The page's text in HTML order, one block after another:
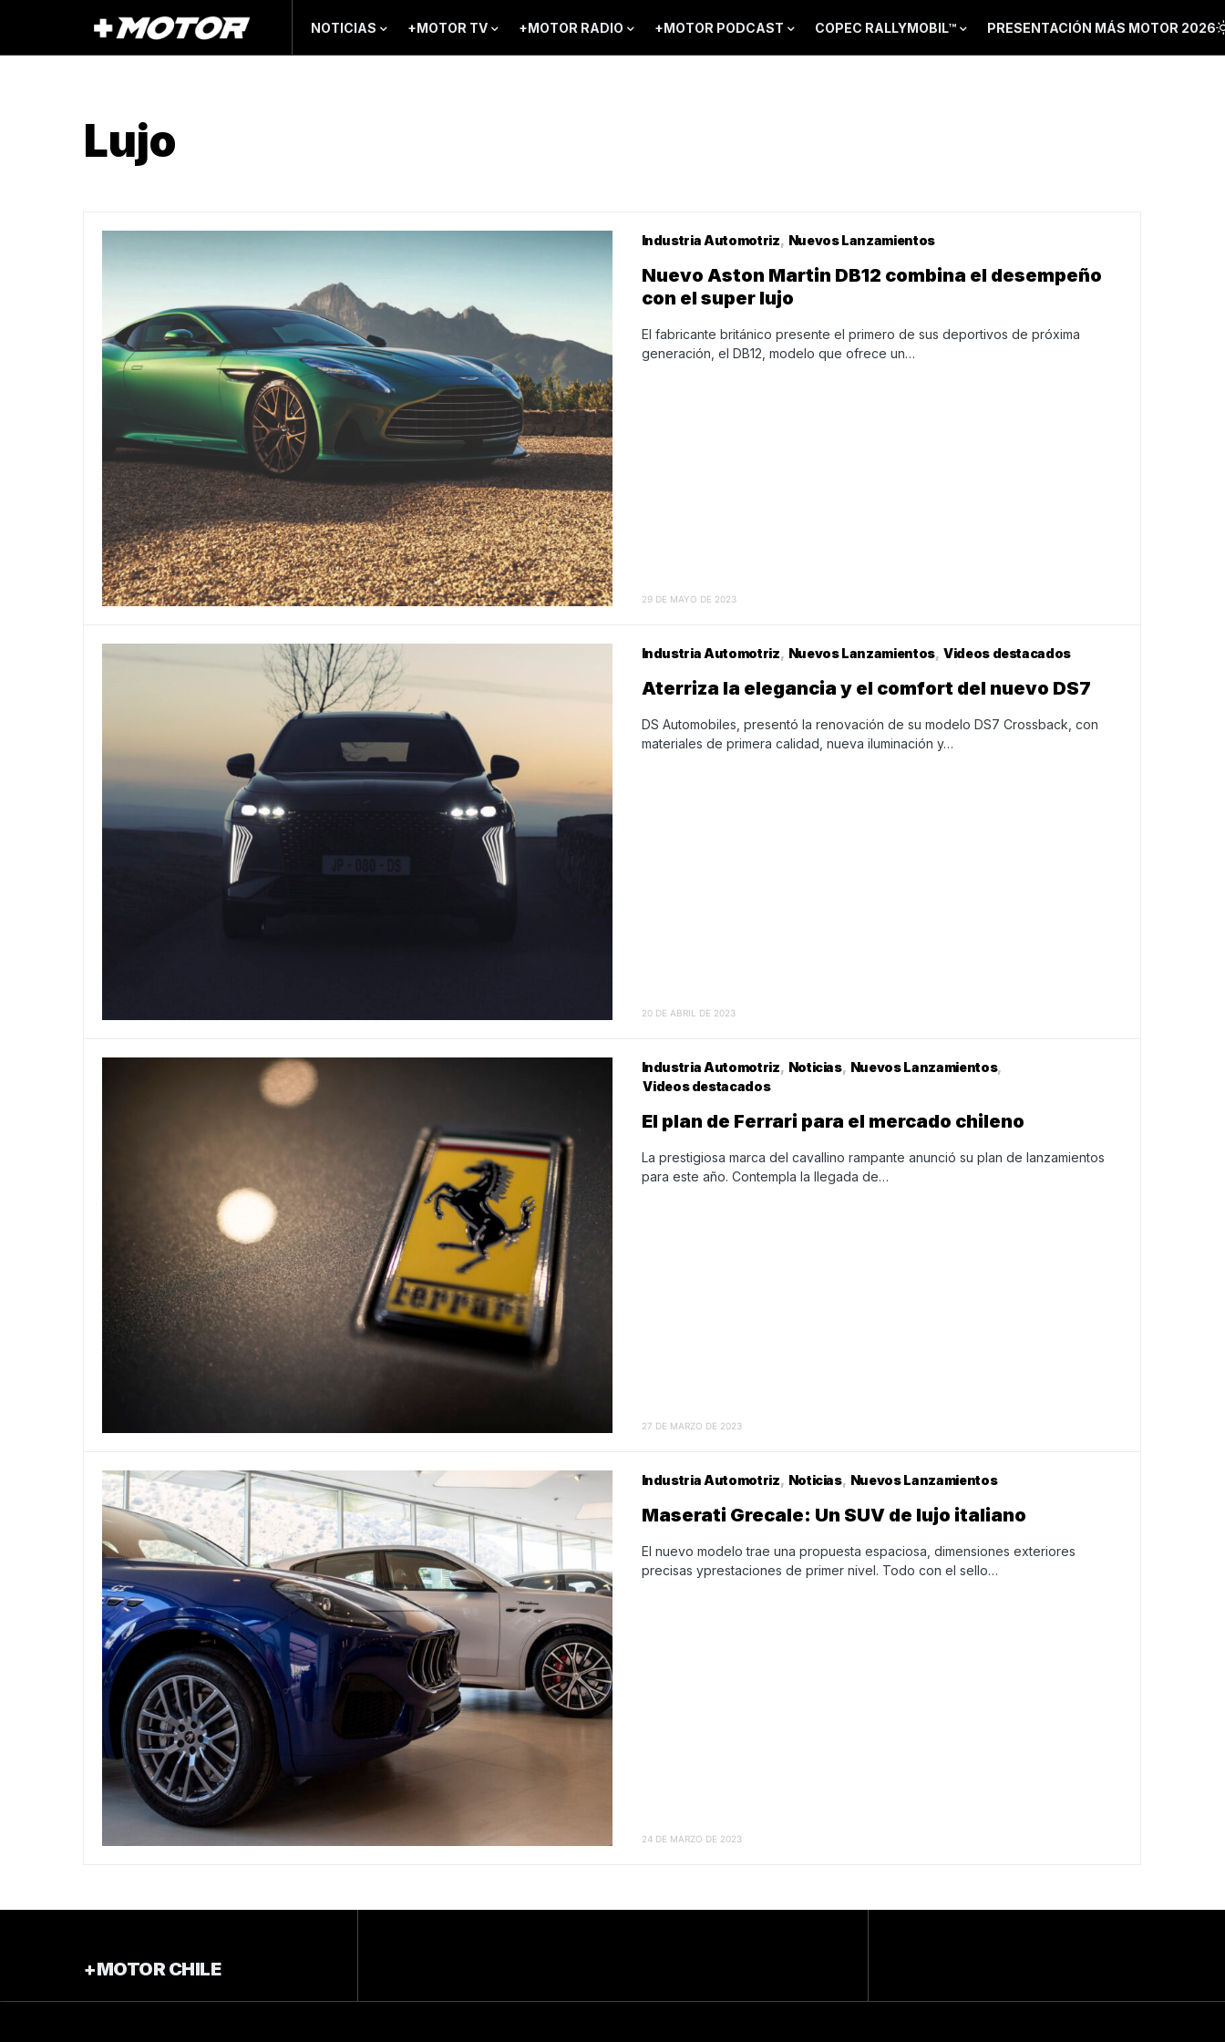
NOTICIAS +MOTOR TV +MOTOR RADIO +MOTOR PODCAST COPEC RALLYMOBIL™ PRESENTACIÓN MÁS MOTOR 2026
Lujo
Industria Automotriz Nuevos Lanzamientos
Nuevo Aston Martin DB12 combina el desempeño
con el super lujo
El fabricante británico presente el primero de sus deportivos de próxima
generación, el DB12, modelo que ofrece un…
29 DE MAYO DE 2023
Industria Automotriz Nuevos Lanzamientos Videos destacados
Aterriza la elegancia y el comfort del nuevo DS7
DS Automobiles, presentó la renovación de su modelo DS7 Crossback, con
materiales de primera calidad, nueva iluminación y…
20 DE ABRIL DE 2023
Industria Automotriz Noticias
Nuevos Lanzamientos
Videos destacados
El plan de Ferrari para el mercado chileno
La prestigiosa marca del cavallino rampante anunció su plan de lanzamientos
para este año. Contempla la llegada de…
27 DE MARZO DE 2023
Industria Automotriz Noticias Nuevos Lanzamientos
Maserati Grecale: Un SUV de lujo italiano
El nuevo modelo trae una propuesta espaciosa, dimensiones exteriores
precisas yprestaciones de primer nivel. Todo con el sello…
24 DE MARZO DE 2023
+MOTOR CHILE